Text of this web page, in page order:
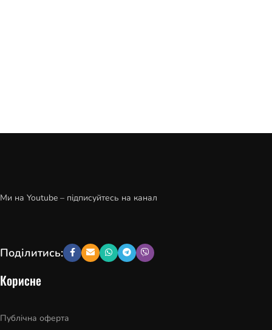
Ми на Youtube – підписуйтесь на канал
Поділитись:
Корисне
Публічна оферта